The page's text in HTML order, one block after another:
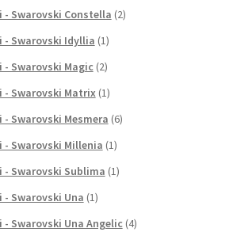
Swarovski Constella (2)
- Swarovski Idyllia (1)
Swarovski Magic (2)
- Swarovski Matrix (1)
Swarovski Mesmera (6)
Swarovski Millenia (1)
Swarovski Sublima (1)
Swarovski Una (1)
Swarovski Una Angelic (4)